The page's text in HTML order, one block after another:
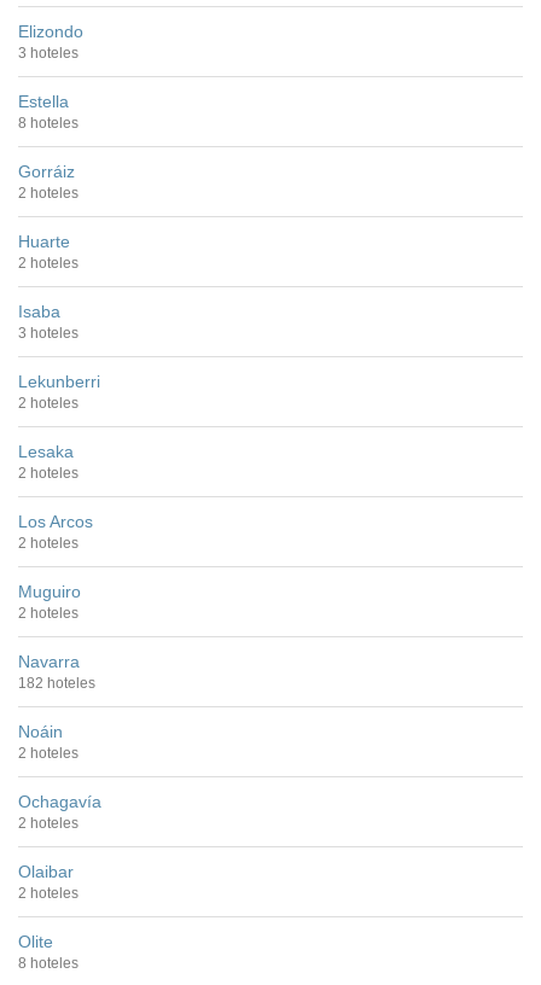
Elizondo
3 hoteles
Estella
8 hoteles
Gorráiz
2 hoteles
Huarte
2 hoteles
Isaba
3 hoteles
Lekunberri
2 hoteles
Lesaka
2 hoteles
Los Arcos
2 hoteles
Muguiro
2 hoteles
Navarra
182 hoteles
Noáin
2 hoteles
Ochagavía
2 hoteles
Olaibar
2 hoteles
Olite
8 hoteles